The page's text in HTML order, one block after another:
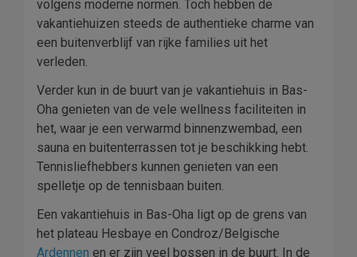
volgens moderne normen. Toch hebben de
vakantiehuizen steeds de authentieke charme van
een buitenverblijf van rijke families uit het
verleden.
Verder kun in de buurt van je vakantiehuis in Bas-
Oha genieten van de vele wellness faciliteiten in
het, waar je een verwarmd binnenzwembad, een
sauna en buitenterrassen tot je beschikking hebt.
Tennisliefhebbers kunnen genieten van een
spelletje op de tennisbaan buiten.
Een vakantiehuis in Bas-Oha ligt op de grens van
het plateau Hesbaye en Condroz/Belgische
Ardennen en er zijn veel bossen in de buurt. In de